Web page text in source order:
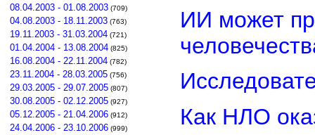
08.04.2003 - 01.08.2003 (709)
04.08.2003 - 18.11.2003 (763)
19.11.2003 - 31.03.2004 (721)
01.04.2004 - 13.08.2004 (825)
16.08.2004 - 22.11.2004 (782)
23.11.2004 - 28.03.2005 (756)
29.03.2005 - 29.07.2005 (807)
30.08.2005 - 02.12.2005 (927)
05.12.2005 - 21.04.2006 (912)
24.04.2006 - 23.10.2006 (999)
ИИ может
Как НЛО